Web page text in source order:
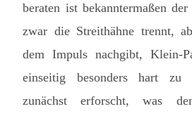
beraten ist bekanntermaßen
zwar die Streithähne trennt,
dem Impuls nachgibt, Klein-
einseitig besonders hart zu
zunächst erforscht, was